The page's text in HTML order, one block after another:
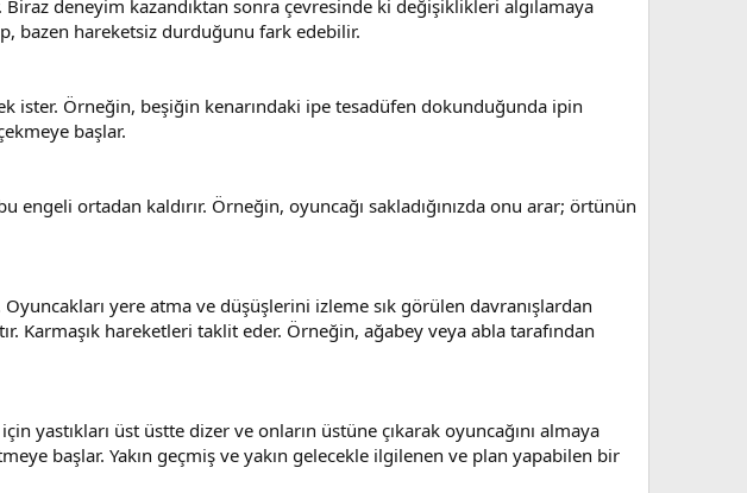
deneyim kazandıktan sonra çevresinde ki değişiklikleri algılamaya
bazen hareketsiz durduğunu fark edebilir.
ister. Örneğin, beşiğin kenarındaki ipe tesadüfen dokunduğunda ipin
başlar.
ortadan kaldırır. Örneğin, oyuncağı sakladığınızda onu arar; örtünün
yere atma ve düşüşlerini izleme sık görülen davranışlardan
Karmaşık hareketleri taklit eder. Örneğin, ağabey veya abla tarafından
yastıkları üst üstte dizer ve onların üstüne çıkarak oyuncağını almaya
başlar. Yakın geçmiş ve yakın gelecekle ilgilenen ve plan yapabilen bir